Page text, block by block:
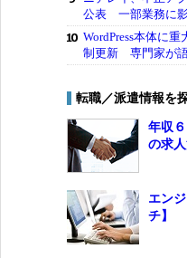
公表 一部業務に
WordPress本体に
制更新 専門家が
転職／派遣情報を
年収
の求
エン
チ】